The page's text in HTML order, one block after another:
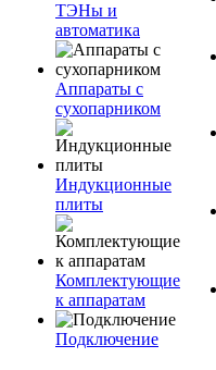
ТЭНы и
автоматика
Аппараты с
сухопарником
Индукционные
плиты
Комплектующие
к аппаратам
Подключение